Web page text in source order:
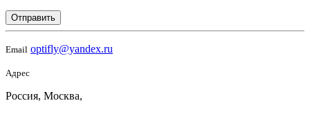
Отправить
Email optifly@yandex.ru
Адрес
Россия, Москва,